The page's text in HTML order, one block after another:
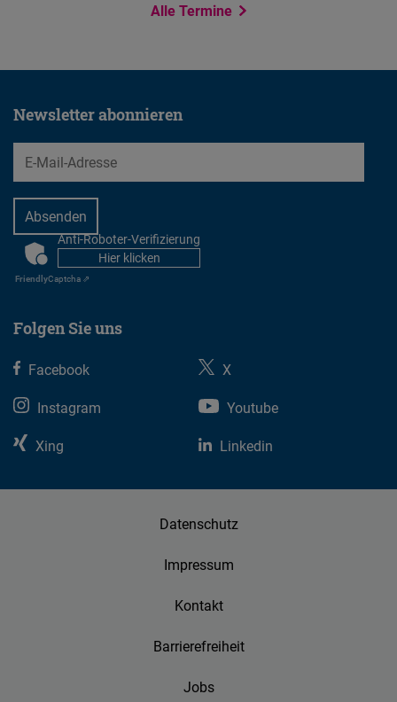
um
Veranstaltungen
in
der
Nähe
anzuzeigen.
Alle Termine
Newsletter abonnieren
EMail
CAPTCHAAnti-Roboter-Verifizierung
Hier klicken
FriendlyCaptcha ⇗
Folgen Sie uns
Facebook
X
Instagram
Youtube
Xing
Linkedin
Datenschutz
Impressum
Kontakt
Barrierefreiheit
Jobs